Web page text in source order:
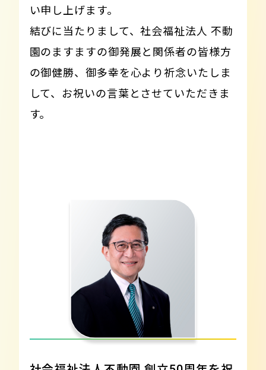
い申し上げます。
結びに当たりまして、社会福祉法人 不動
園のますますの御発展と関係者の皆様方
の御健勝、御多幸を心より祈念いたしま
して、お祝いの言葉とさせていただきま
す。